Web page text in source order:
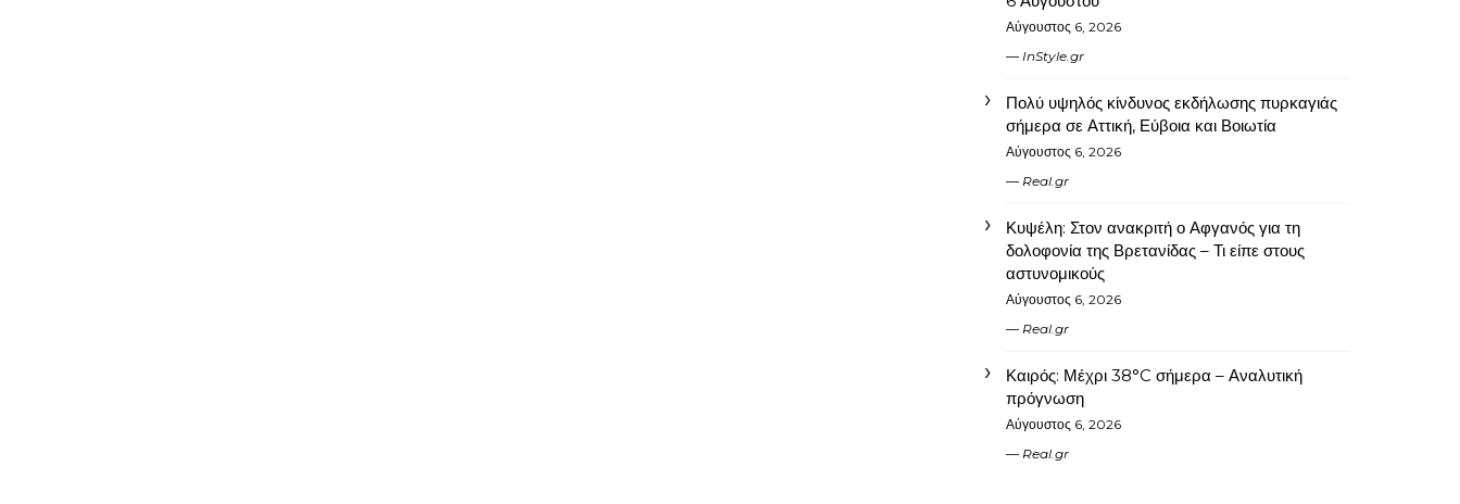
Αύγουστος 6, 2026
InStyle.gr
Πολύ υψηλός κίνδυνος εκδήλωσης πυρκαγιάς
σήμερα σε Αττική, Εύβοια και Βοιωτία
Αύγουστος 6, 2026
Real.gr
Κυψέλη: Στον ανακριτή ο Αφγανός για τη
δολοφονία της Βρετανίδας – Τι είπε στους
αστυνομικούς
Αύγουστος 6, 2026
Real.gr
Καιρός: Μέχρι 38°C σήμερα – Αναλυτική
πρόγνωση
Αύγουστος 6, 2026
Real.gr